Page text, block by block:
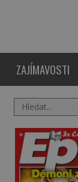
ZAJÍMAVOSTI